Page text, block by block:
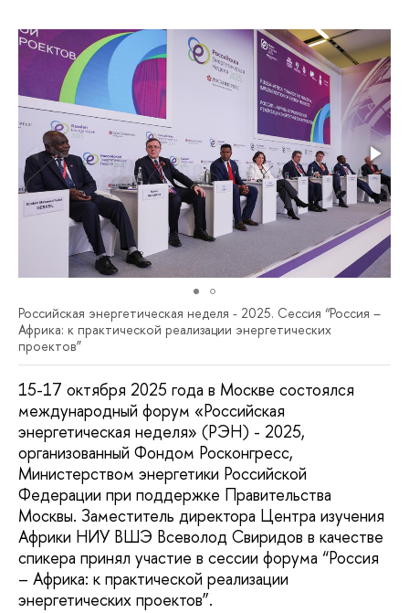
Российская энергетическая неделя - 2025. Сессия “Россия –
Африка: к практической реализации энергетических
проектов”
15-17 октября 2025 года в Москве состоялся
международный форум «Российская
энергетическая неделя» (РЭН) - 2025,
организованный Фондом Росконгресс,
Министерством энергетики Российской
Федерации при поддержке Правительства
Москвы. Заместитель директора Центра изучения
Африки НИУ ВШЭ Всеволод Свиридов в качестве
спикера принял участие в сессии форума “Россия
– Африка: к практической реализации
энергетических проектов”.